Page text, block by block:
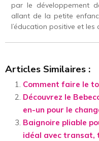
par le développement
allant de la petite
l’éducation positive et
Articles Similaires :
Comment faire le
Découvrez le
en-un pour le
Baignoire pliable
idéal avec transat,